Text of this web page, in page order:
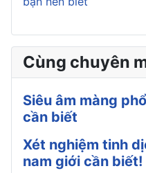
Cùng chuyên
Siêu âm màng
cần biết
Xét nghiệm tinh
nam giới cần biết!